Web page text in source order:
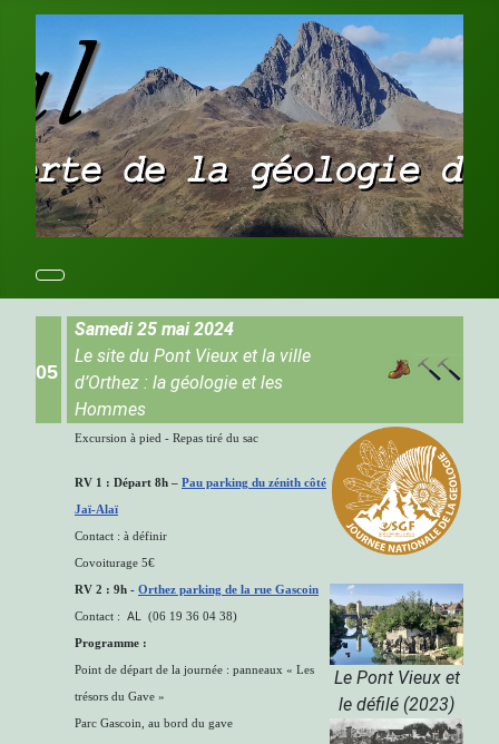
05
Samedi 25 mai 2024
Le site du Pont Vieux et la ville
d’Orthez : la géologie et les
Hommes
Excursion à pied - Repas tiré du sac
RV 1 : Départ 8h – Pau parking du zénith côté
Jaï-Alaï
Contact : à définir
Covoiturage 5€
RV 2 : 9h - Orthez parking de la rue Gascoin
Contact : AL (06 19 36 04 38)
Programme :
Point de départ de la journée : panneaux « Les
trésors du Gave »
Parc Gascoin, au bord du gave
Le Pont Vieux et
le défilé (2023)